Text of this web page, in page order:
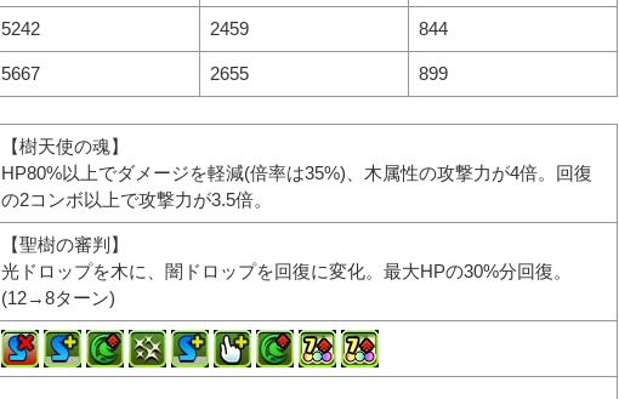
5242 2459 844
5667 2655 899
【樹天使の魂】
HP80%以上でダメージを軽減(倍率は35%)、木属性の攻撃力が4倍。回復
の2コンボ以上で攻撃力が3.5倍。
【聖樹の審判】
光ドロップを木に、闇ドロップを回復に変化。最大HPの30%分回復。
(12→8ターン)